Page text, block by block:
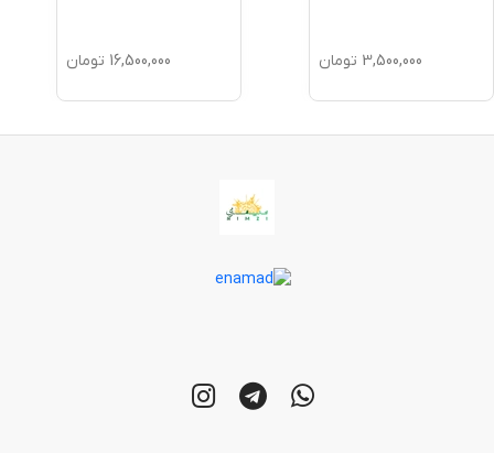
3,500,000 تومان 16,500,000 تومان